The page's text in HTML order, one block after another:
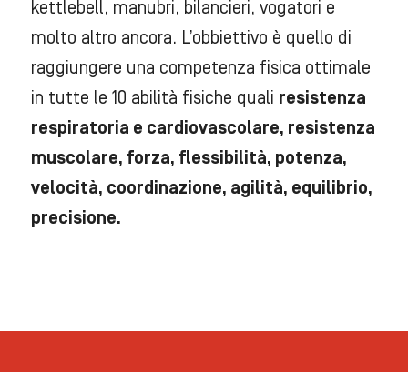
kettlebell, manubri, bilancieri, vogatori e
molto altro ancora. L’obbiettivo è quello di
raggiungere una competenza fisica ottimale
in tutte le 10 abilità fisiche quali resistenza
respiratoria e cardiovascolare, resistenza
muscolare, forza, flessibilità, potenza,
velocità, coordinazione, agilità, equilibrio,
precisione.